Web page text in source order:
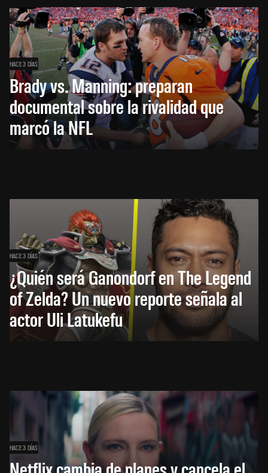
HACE 3 DÍAS
Brady vs. Manning: preparan
documental sobre la rivalidad que
marcó la NFL
HACE 3 DÍAS
¿Quién será Ganondorf en The Legend
of Zelda? Un nuevo reporte señala al
actor Uli Latukefu
HACE 3 DÍAS